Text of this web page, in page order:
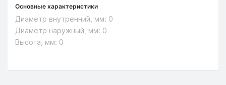
Основные характеристики
Диаметр внутренний, мм: 0
Диаметр наружный, мм: 0
Высота, мм: 0